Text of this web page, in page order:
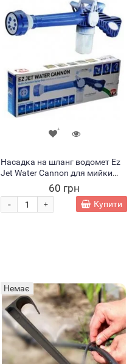
Насадка на шланг водомет Ez
Jet Water Cannon для мийки
авто, поливу рослин
(X05/0665)
60 грн
+
- Купити
Немає